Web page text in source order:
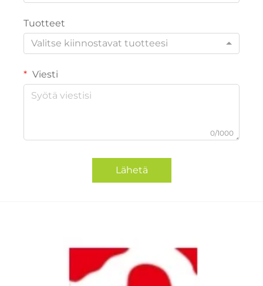
Tuotteet
Valitse kiinnostavat tuotteesi
Viesti
0/1000
Lähetä